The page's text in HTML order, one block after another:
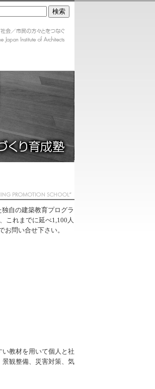
自の建築教育プログラ
これまでに延べ1,100人
お問い合せ下さい。
教材を用いて個人と社
観整備、災害対策、気